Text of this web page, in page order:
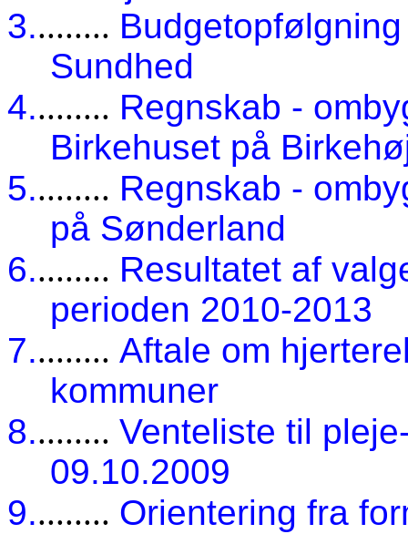
3.........
Sundhed
4......... Regnskab -
Birkehuset på
5......... Regnskab -
på Sønderland
6......... Resultatet af
perioden 2010-2013
7......... Aftale om
kommuner
8......... Venteliste til
09.10.2009
9......... Orientering fra